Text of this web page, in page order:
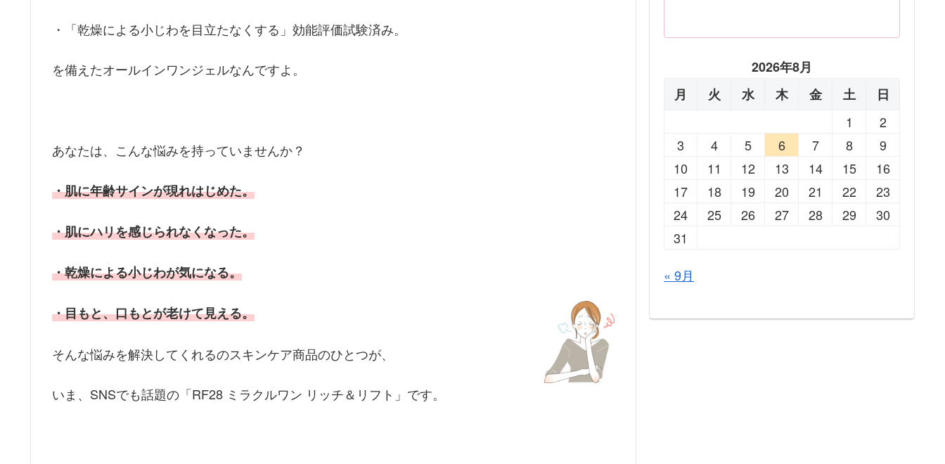
・「乾燥による小じわを目立たなくする」効能評価試験済み。
を備えたオールインワンジェルなんですよ。
あなたは、こんな悩みを持っていませんか？
・肌に年齢サインが現れはじめた。
・肌にハリを感じられなくなった。
・乾燥による小じわが気になる。
・目もと、口もとが老けて見える。
そんな悩みを解決してくれるのスキンケア商品のひとつが、
いま、SNSでも話題の「RF28 ミラクルワン リッチ＆リフト」です。
2026年8月
月
火 水 木 金 土
日
1
2
3
4 5 6 7 8
9
10
11 12 13 14 15
16
17
18 19 20 21 22
23
24
25 26 27 28 29
30
31
« 9月